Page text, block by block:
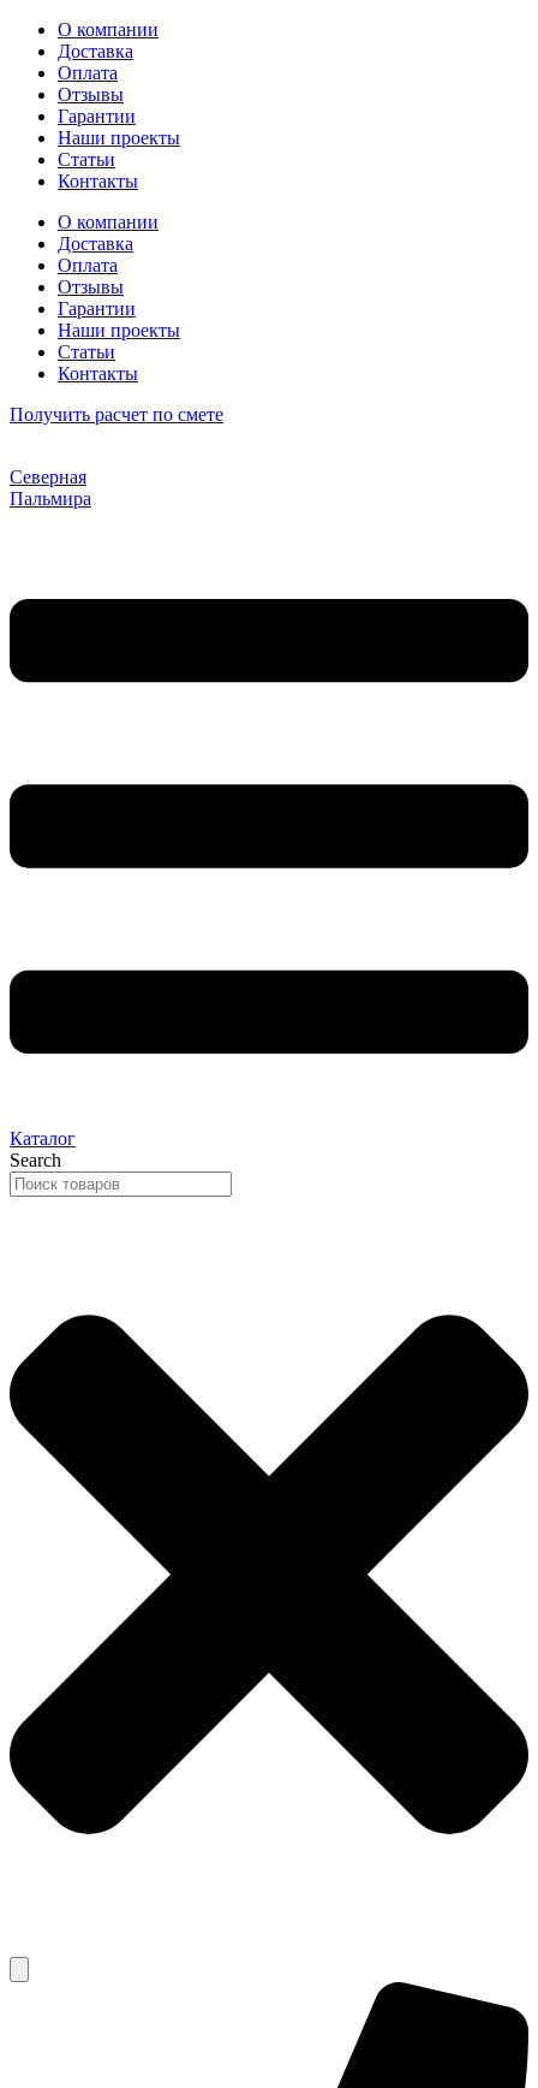
Перейти
содержимому
О компании
Доставка
Оплата
Отзывы
Гарантии
Наши проекты
Статьи
Контакты
О компании
Доставка
Оплата
Отзывы
Гарантии
Наши проекты
Статьи
Контакты
Получить расчет по смете
Северная
Пальмира
Каталог
Search